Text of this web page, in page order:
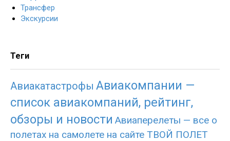
Трансфер
Экскурсии
Теги
Авиакатастрофы Авиакомпании —
список авиакомпаний, рейтинг,
обзоры и новости Авиаперелеты — все о
полетах на самолете на сайте ТВОЙ ПОЛЕТ